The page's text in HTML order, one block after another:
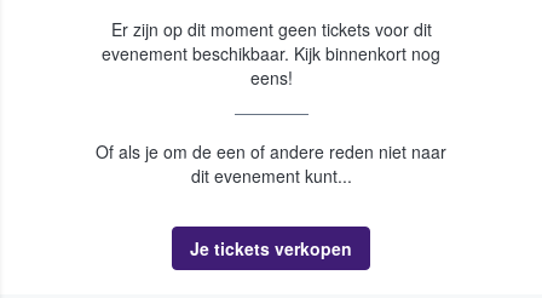
Er zijn op dit moment geen tickets voor dit
evenement beschikbaar. Kijk binnenkort nog
eens!
Of als je om de een of andere reden niet naar
dit evenement kunt...
Je tickets verkopen